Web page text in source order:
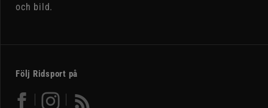
och bild.
Följ Ridsport på